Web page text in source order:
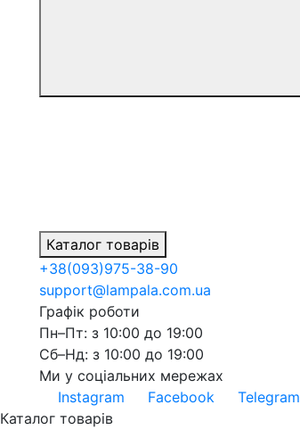
Каталог товарів
+38(093)975-38-90
support@lampala.com.ua
Графік роботи
Пн–Пт: з 10:00 до 19:00
Сб–Нд: з 10:00 до 19:00
Ми у соціальних мережах
Instagram
Facebook
Telegram
Каталог товарів